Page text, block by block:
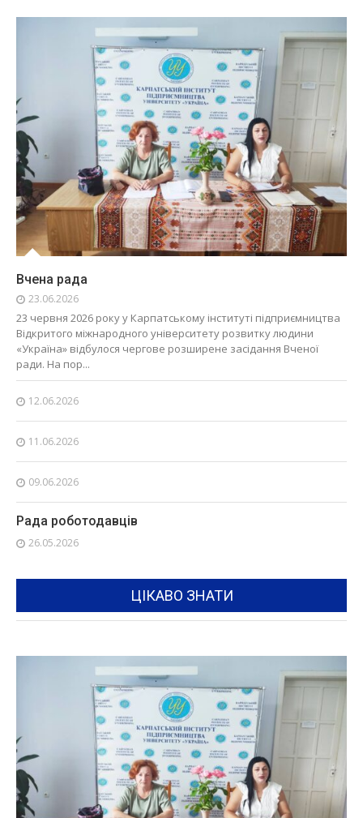
Вчена рада
23.06.2026
23 червня 2026 року у Карпатському інституті підприємництва
Відкритого міжнародного університету розвитку людини
«Україна» відбулося чергове розширене засідання Вченої
ради. На пор...
12.06.2026
11.06.2026
09.06.2026
Рада роботодавців
26.05.2026
ЦІКАВО ЗНАТИ